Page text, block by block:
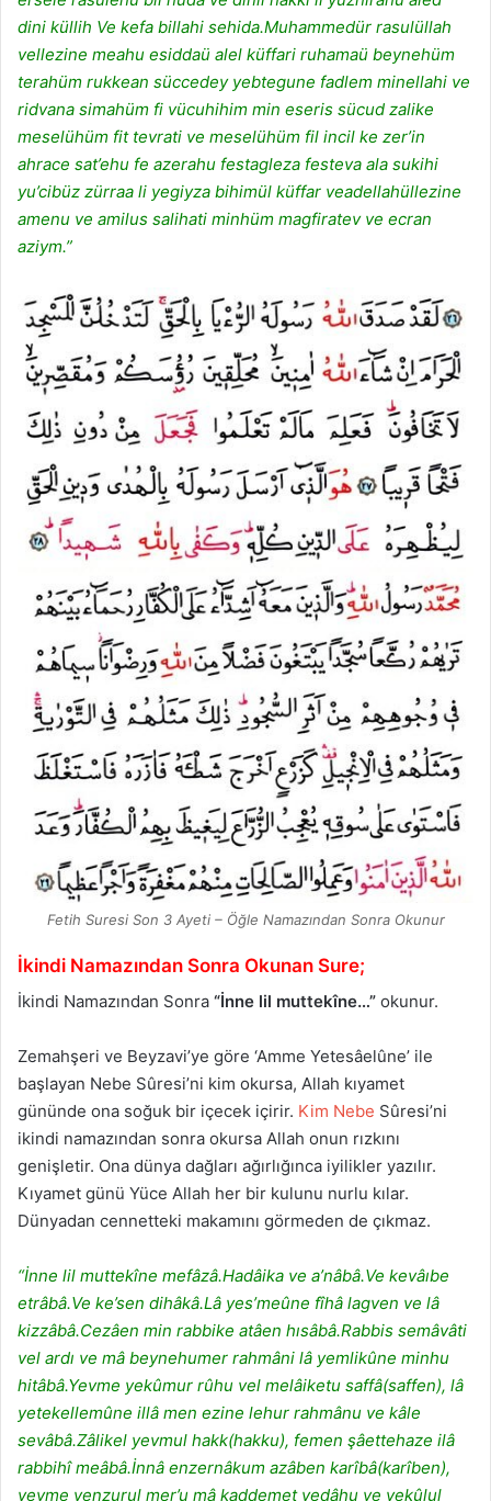
dini küllih Ve kefa billahi sehida.Muhammedür rasulüllah
vellezine meahu esiddaü alel küffari ruhamaü beynehüm
terahüm rukkean süccedey yebtegune fadlem minellahi ve
ridvana simahüm fi vücuhihim min eseris sücud zalike
meselühüm fit tevrati ve meselühüm fil incil ke zer’in
ahrace sat’ehu fe azerahu festagleza festeva ala sukihi
yu’cibüz zürraa li yegiyza bihimül küffar veadellahüllezine
amenu ve amilus salihati minhüm magfiratev ve ecran
aziym.”
Fetih Suresi Son 3 Ayeti – Öğle Namazından Sonra Okunur
İkindi Namazından Sonra Okunan Sure;
İkindi Namazından Sonra “İnne lil muttekîne…” okunur.
Zemahşeri ve Beyzavi’ye göre ‘Amme Yetesâelûne’ ile
başlayan Nebe Sûresi’ni kim okursa, Allah kıyamet
gününde ona soğuk bir içecek içirir. Kim Nebe Sûresi’ni
ikindi namazından sonra okursa Allah onun rızkını
genişletir. Ona dünya dağları ağırlığınca iyilikler yazılır.
Kıyamet günü Yüce Allah her bir kulunu nurlu kılar.
Dünyadan cennetteki makamını görmeden de çıkmaz.
“İnne lil muttekîne mefâzâ.Hadâika ve a’nâbâ.Ve kevâıbe
etrâbâ.Ve ke’sen dihâkâ.Lâ yes’meûne fîhâ lagven ve lâ
kizzâbâ.Cezâen min rabbike atâen hısâbâ.Rabbis semâvâti
vel ardı ve mâ beynehumer rahmâni lâ yemlikûne minhu
hitâbâ.Yevme yekûmur rûhu vel melâiketu saffâ(saffen), lâ
yetekellemûne illâ men ezine lehur rahmânu ve kâle
sevâbâ.Zâlikel yevmul hakk(hakku), femen şâettehaze ilâ
rabbihî meâbâ.İnnâ enzernâkum azâben karîbâ(karîben),
yevme yenzurul mer’u mâ kaddemet yedâhu ve yekûlul